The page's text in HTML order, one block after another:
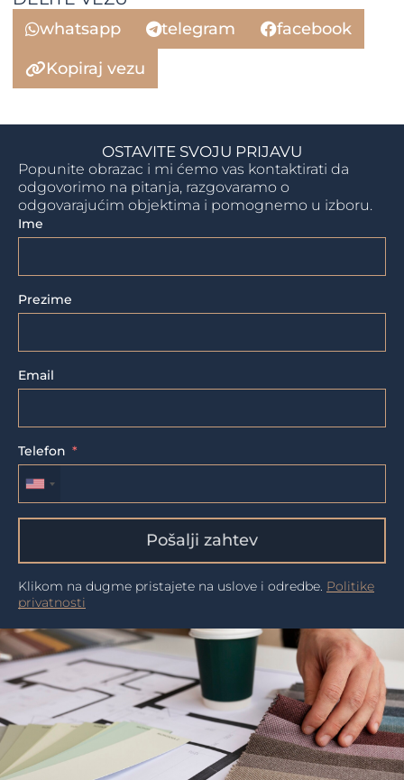
whatsapp telegram
facebook
Kopiraj vezu
OSTAVITE SVOJU PRIJAVU
Popunite obrazac i mi ćemo vas kontaktirati da
odgovorimo na pitanja, razgovaramo o
odgovarajućim objektima i pomognemo u izboru.
Ime
Prezime
Email
Telefon
Pošalji zahtev
Klikom na dugme pristajete na uslove i odredbe. Politike
privatnosti